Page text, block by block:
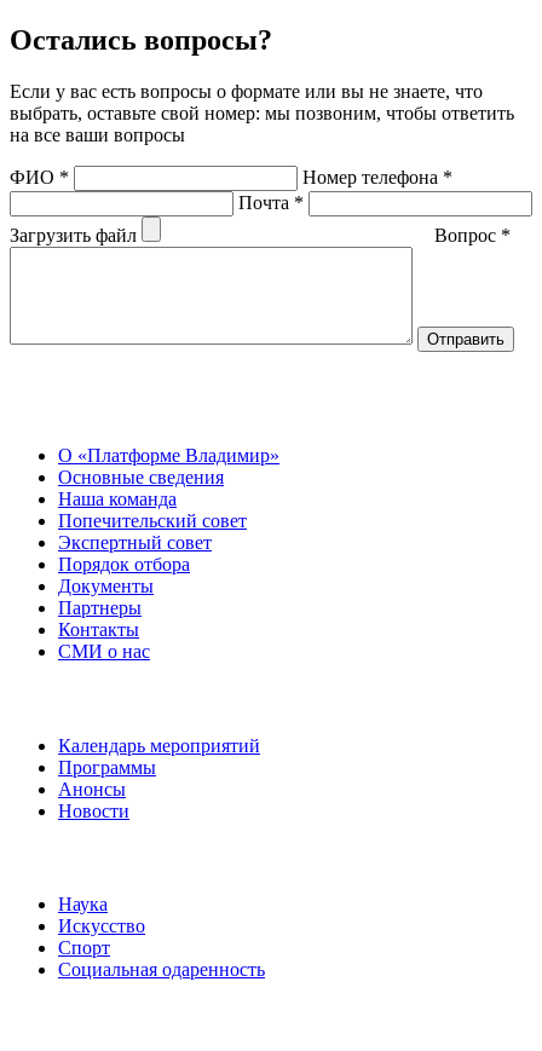
Остались вопросы?
Если у вас есть вопросы о формате или вы не знаете, что
выбрать, оставьте свой номер: мы позвоним, чтобы ответить
на все ваши вопросы
ФИО * Номер телефона *
Почта *
Загрузить файл
Вопрос *
О «Платформе Владимир»
Основные сведения
Наша команда
Попечительский совет
Экспертный совет
Порядок отбора
Документы
Партнеры
Контакты
СМИ о нас
Календарь мероприятий
Программы
Анонсы
Новости
Наука
Искусство
Спорт
Социальная одаренность